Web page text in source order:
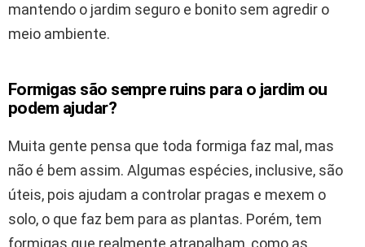
mantendo o jardim seguro e bonito sem agredir o
meio ambiente.
Formigas são sempre ruins para o jardim ou
podem ajudar?
Muita gente pensa que toda formiga faz mal, mas
não é bem assim. Algumas espécies, inclusive, são
úteis, pois ajudam a controlar pragas e mexem o
solo, o que faz bem para as plantas. Porém, tem